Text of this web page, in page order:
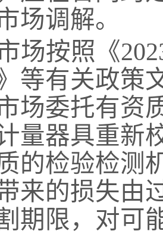
场调解。
场按照《
等有关政策
场委托有资
量器具重新
的检验检测
来的损失由
期限，对可